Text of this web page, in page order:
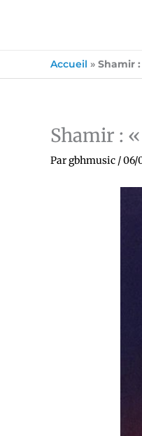
Accueil » Shamir
Shamir :
Pargbhmusic /06/